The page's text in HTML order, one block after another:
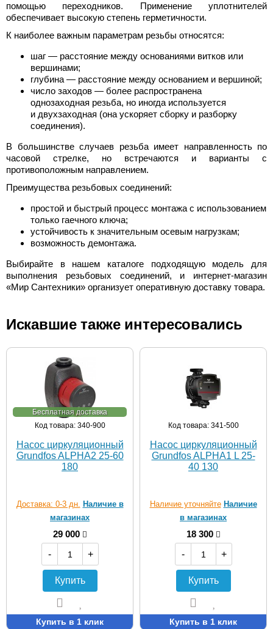
помощью переходников. Применение уплотнителей
обеспечивает высокую степень герметичности.
К наиболее важным параметрам резьбы относятся:
шаг — расстояние между основаниями витков или
вершинами;
глубина — расстояние между основанием и вершиной;
число заходов — более распространена
однозаходная резьба, но иногда используется
и двухзаходная (она ускоряет сборку и разборку
соединения).
В большинстве случаев резьба имеет направленность по
часовой стрелке, но встречаются и варианты с
противоположным направлением.
Преимущества резьбовых соединений:
простой и быстрый процесс монтажа с использованием
только гаечного ключа;
устойчивость к значительным осевым нагрузкам;
возможность демонтажа.
Выбирайте в нашем каталоге подходящую модель для
выполнения резьбовых соединений, и интернет-магазин
«Мир Сантехники» организует оперативную доставку товара.
Искавшие также интересовались
Бесплатная доставка
Код товара: 340-900
Насос циркуляционный
Grundfos ALPHA2 25-60
180
Доставка: 0-3 дн. Наличие в
магазинах
29 000
-
+
Купить
Купить в 1 клик
Код товара: 341-500
Насос циркуляционный
Grundfos ALPHA1 L 25-
40 130
Наличие уточняйте Наличие
в магазинах
18 300
-
+
Купить
Купить в 1 клик